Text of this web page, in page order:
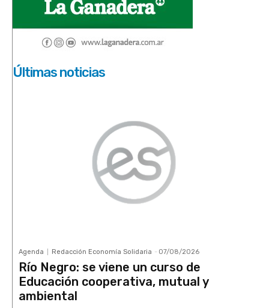
Últimas noticias
Agenda Redacción Economía Solidaria - 07/08/2026
Río Negro: se viene un curso de
Educación cooperativa, mutual y
ambiental